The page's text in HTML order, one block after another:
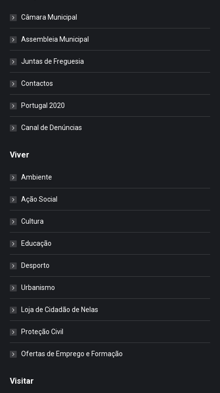
Câmara Municipal
Assembleia Municipal
Juntas de Freguesia
Contactos
Portugal 2020
Canal de Denúncias
Viver
Ambiente
Ação Social
Cultura
Educação
Desporto
Urbanismo
Loja de Cidadão de Nelas
Proteção Civil
Ofertas de Emprego e Formação
Visitar